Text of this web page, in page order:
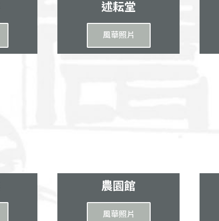
述耘堂
風華照片
農園館
風華照片